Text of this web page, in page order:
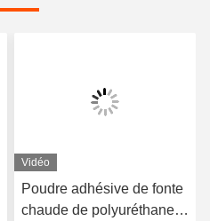
Vidéo
Poudre adhésive de fonte
chaude de polyuréthane